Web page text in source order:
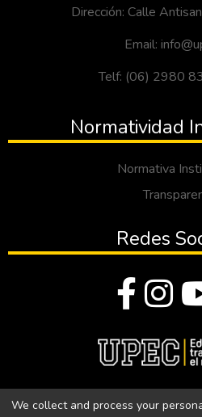
Dirección: Calle
Email:
Telf: (06) 2980
Normatividad
Normativa
Redes
We collect and process your